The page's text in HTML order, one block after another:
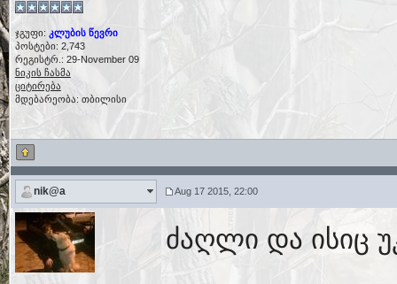
ჯგუფი: კლუბის წევრი
პოსტები: 2,743
რეგისტრ.: 29-November 09
ნიკის ჩასმა
ციტირება
მდებარეობა: თბილისი
nik@a Aug 17 2015, 22:00
ძაღლი და ისიც